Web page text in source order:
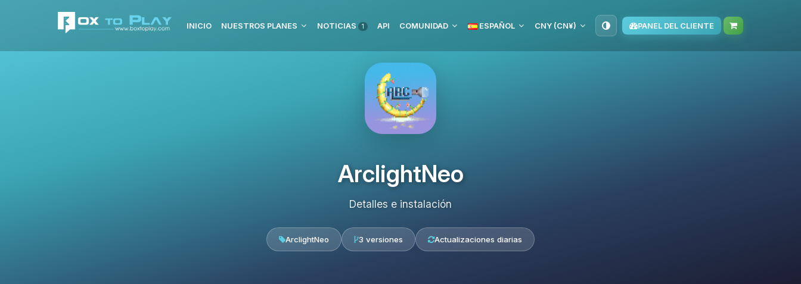
INICIO NUESTROS PLANES NOTICIAS 1 API COMUNIDAD ESPAÑOL CNY (CN¥) PANEL DEL CLIENTE
ArclightNeo
Detalles e instalación
ArclightNeo 3 versiones Actualizaciones diarias